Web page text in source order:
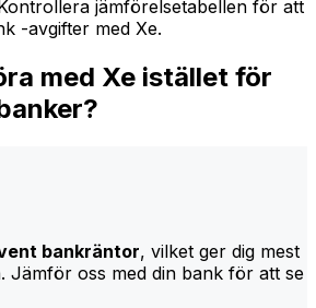
jämförelsetabellen för att
-avgifter med Xe.
med Xe istället för
bankräntor, vilket ger dig mest
Jämför oss med din bank för att se